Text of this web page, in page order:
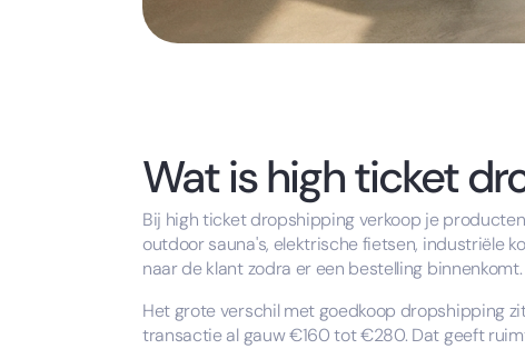
Wat is high ticket
Bij high ticket dropshipping verkoop je
outdoor sauna's, elektrische fietsen, industriële
naar de klant zodra er een bestelling binnenkomt.
Het grote verschil met goedkoop dropshipping
transactie al gauw €160 tot €280. Dat geeft